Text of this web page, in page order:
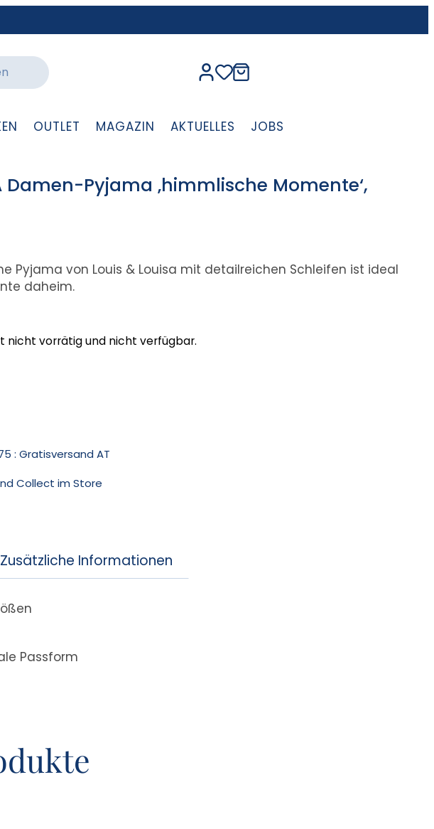
OUTLET MAGAZIN AKTUELLES JOBS
Damen-Pyjama ‚himmlische Momente‘,
Pyjama von Louis & Louisa mit detailreichen Schleifen ist ideal
daheim.
nicht vorrätig und nicht verfügbar.
: Gratisversand AT
Collect im Store
Zusätzliche Informationen
Passform